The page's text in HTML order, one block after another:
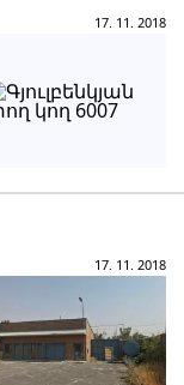
17. 11. 2018
17. 11. 2018